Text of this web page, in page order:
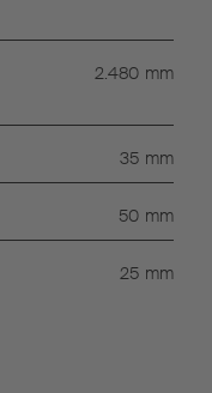
2.480 mm
35 mm
50 mm
25 mm